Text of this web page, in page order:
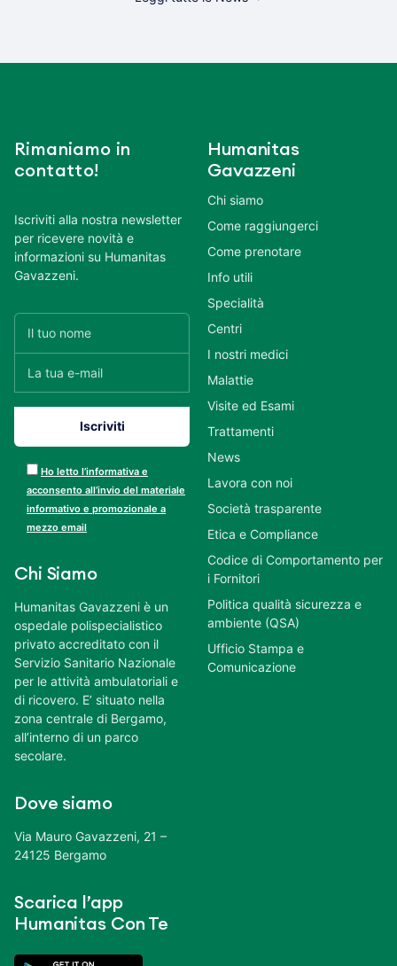
Rimaniamo in
contatto!
Iscriviti alla nostra newsletter
per ricevere novità e
informazioni su Humanitas
Gavazzeni.
Ho letto l’informativa e
acconsento all’invio del materiale
informativo e promozionale a
mezzo email
Chi Siamo
Humanitas Gavazzeni è un
ospedale polispecialistico
privato accreditato con il
Servizio Sanitario Nazionale
per le attività ambulatoriali e
di ricovero. E’ situato nella
zona centrale di Bergamo,
all’interno di un parco
secolare.
Dove siamo
Via Mauro Gavazzeni, 21 –
24125 Bergamo
Scarica l’app
Humanitas Con Te
Humanitas
Gavazzeni
Chi siamo
Come raggiungerci
Come prenotare
Info utili
Specialità
Centri
I nostri medici
Malattie
Visite ed Esami
Trattamenti
News
Lavora con noi
Società trasparente
Etica e Compliance
Codice di Comportamento per
i Fornitori
Politica qualità sicurezza e
ambiente (QSA)
Ufficio Stampa e
Comunicazione